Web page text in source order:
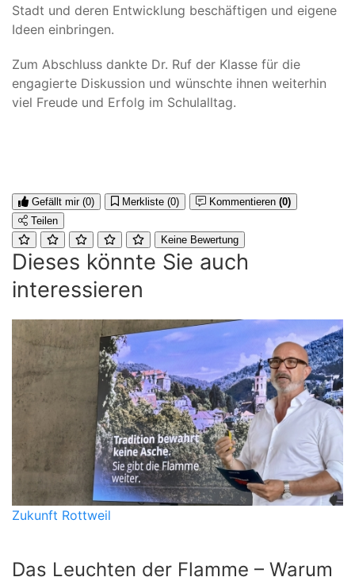
Stadt und deren Entwicklung beschäftigen und eigene
Ideen einbringen.
Zum Abschluss dankte Dr. Ruf der Klasse für die
engagierte Diskussion und wünschte ihnen weiterhin
viel Freude und Erfolg im Schulalltag.
Gefällt mir (0) Merkliste (0) Kommentieren (0)
Teilen
Keine Bewertung
Dieses könnte Sie auch
interessieren
Zukunft Rottweil
Das Leuchten der Flamme – Warum